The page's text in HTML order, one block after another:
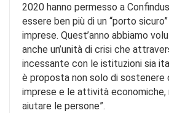
2020 hanno permesso a
essere ben più di un “porto
imprese. Quest’anno abbiamo
anche un’unità di crisi che
incessante con le istituzioni sia
è proposta non solo di
imprese e le attività
aiutare le persone”.